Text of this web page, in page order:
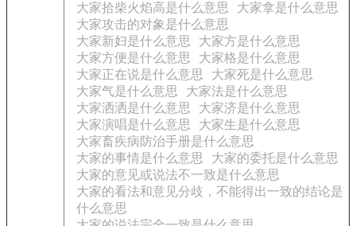
大家拾柴火焰高是什么意思
大家拿是什么意思
大家攻击的对象是什么意思
大家新妇是什么意思
大家方是什么意思
大家方便是什么意思
大家格是什么意思
大家正在说是什么意思
大家死是什么意思
大家气是什么意思
大家法是什么意思
大家洒洒是什么意思
大家济是什么意思
大家演唱是什么意思
大家生是什么意思
大家畜疾病防治手册是什么意思
大家的事情是什么意思
大家的委托是什么意思
大家的意见或说法不一致是什么意思
大家的看法和意见分歧，不能得出一致的结论是
什么意思